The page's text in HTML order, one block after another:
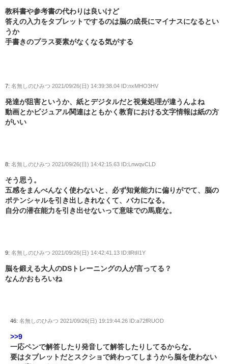
教科書や参考書の代わりは良いけど
答えの入力をタブレットでするのは脳の成長にマイナスになるとい
うか
手書きのプラス要素がなくなる気がする
7: 名無しのひみつ 2021/09/26(日) 14:39:38.04 ID:nxMHO3HV
発達が阻害というか、紙とデジタルだと視覚処理が違うんよね
動画とかビジュアル関連はともかく教育における文字情報は紙の方
がいい
8: 名無しのひみつ 2021/09/26(日) 14:42:15.63 ID:LnwqvCLD
そう思う。
五感をまんべんなく使わないと、必ず知覚能力に偏りがでて、脳の
ポテンシャルを引き出しきれなくて、バカになる。
自分の潜在能力を引き出せないって意味での馬鹿な。
9: 名無しのひみつ 2021/09/26(日) 14:42:41.13 ID:llRtII1Y
脳を鍛える大人のDSトレーニングの人が言ってる？
なんかおもろいね
46: 名無しのひみつ 2021/09/26(日) 19:19:44.26 ID:a72fRUOD
>>9
一応ペンで解答したり発音して解答したりしてるからな。
要はタブレットだとスクショで終わってしまうから脳を使わない